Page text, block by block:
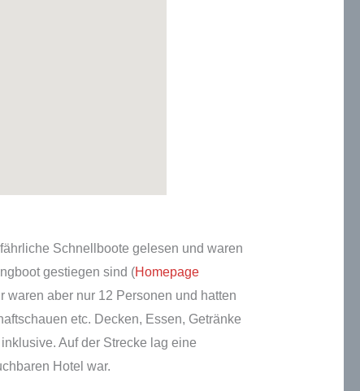
Schnellboote gelesen und waren
gestiegen sind (Homepage
waren aber nur 12 Personen und hatten
etc. Decken, Essen, Getränke
Auf der Strecke lag eine
Hotel war.